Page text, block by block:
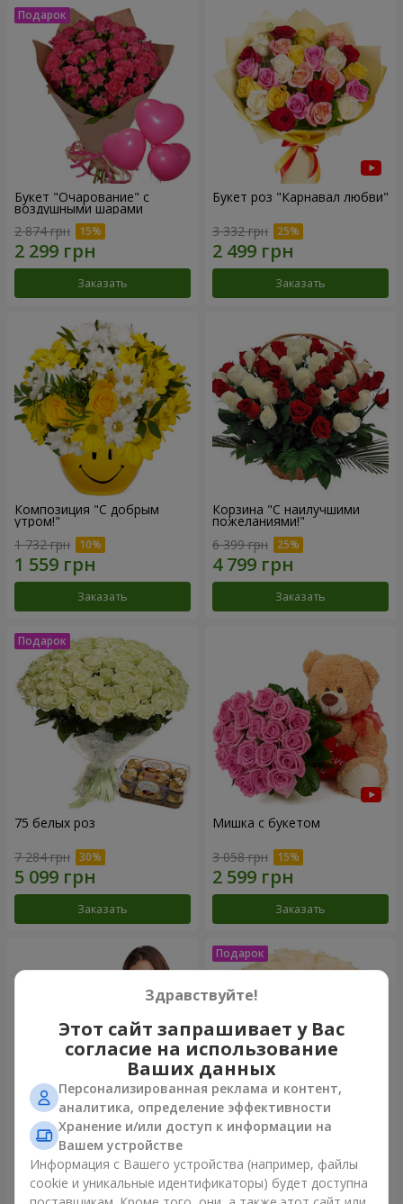
Букет "Очарование" с
воздушными шарами
2 874 грн
Заказать
Букет роз "Карнавал любви"
3 332 грн
Заказать
Композиция "С добрым
утром!"
1 732 грн
Заказать
Корзина "С наилучшими
пожеланиями!"
6 399 грн
Заказать
75 белых роз
7 284 грн
Заказать
Мишка с букетом
3 058 грн
Заказать
151 красная роза
18 544 грн
Букет "Очей очарованье"
4 074 грн
Здравствуйте!
Этот сайт запрашивает у Вас
согласие на использование
Ваших данных
Персонализированная реклама и контент,
аналитика, определение эффективности
Хранение и/или доступ к информации на
Вашем устройстве
Информация с Вашего устройства (например, файлы
cookie и уникальные идентификаторы) будет доступна